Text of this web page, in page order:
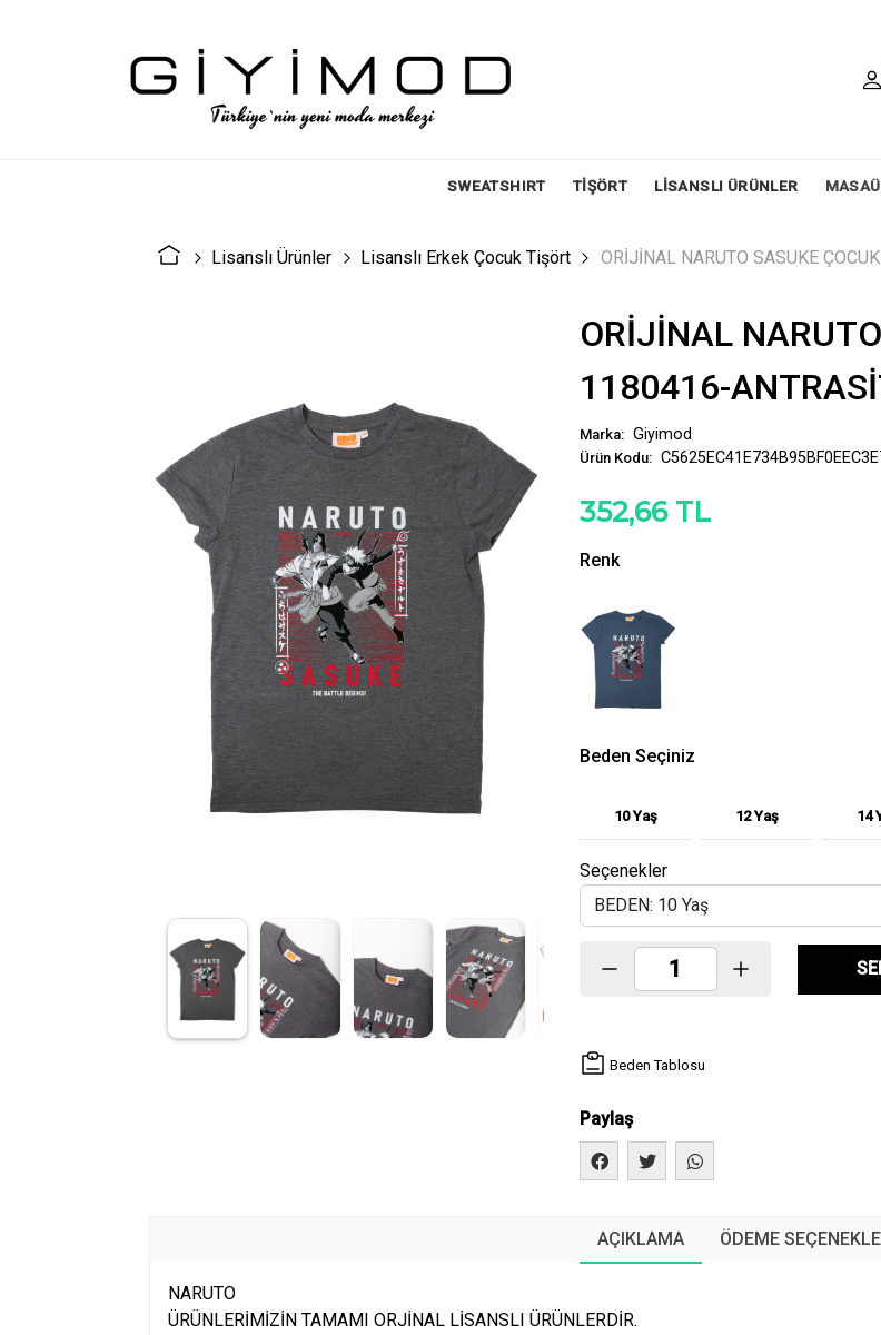
SWEATSHIRT TİŞÖRT LİSANSLI ÜRÜNLER
Lisanslı Ürünler Lisanslı Erkek Çocuk Tişört ORİJİNAL NARUTO SASUKE
ORİJİNAL
1180416-
Marka: Giyimod
Ürün Kodu:
352,66 TL
Renk
Beden Seçiniz
10 Yaş 12 Yaş 14
Seçenekler
Beden Tablosu
Paylaş
AÇIKLAMA ÖDEME
NARUTO
ÜRÜNLERİMİZİN TAMAMI ORJİNAL LİSANSLI ÜRÜNLERDİR.